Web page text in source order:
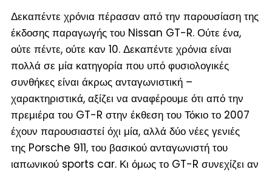
Δεκαπέντε χρόνια πέρασαν από την παρουσίαση της
έκδοσης παραγωγής του Nissan GT-R. Ούτε ένα,
ούτε πέντε, ούτε καν 10. Δεκαπέντε χρόνια είναι
πολλά σε μία κατηγορία που υπό φυσιολογικές
συνθήκες είναι άκρως ανταγωνιστική –
χαρακτηριστικά, αξίζει να αναφέρουμε ότι από την
πρεμιέρα του GT-R στην έκθεση του Τόκιο το 2007
έχουν παρουσιαστεί όχι μία, αλλά δύο νέες γενιές
της Porsche 911, του βασικού ανταγωνιστή του
ιαπωνικού sports car. Κι όμως το GT-R συνεχίζει αν